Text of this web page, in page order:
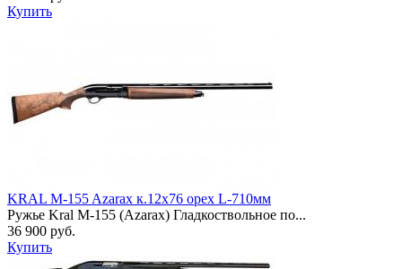
Купить
KRAL M-155 Azarax к.12х76 орех L-710мм
Ружье Kral М-155 (Azarax) Гладкоствольное по...
36 900 руб.
Купить